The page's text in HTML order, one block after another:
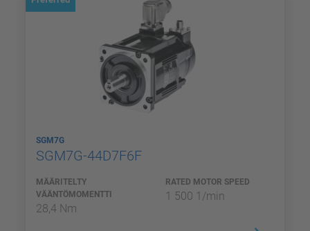
SGM7G
SGM7G-44D7F6F
MÄÄRITELTY
VÄÄNTÖMOMENTTI
28,4 Nm
RATED MOTOR SPEED
1 500 1/min